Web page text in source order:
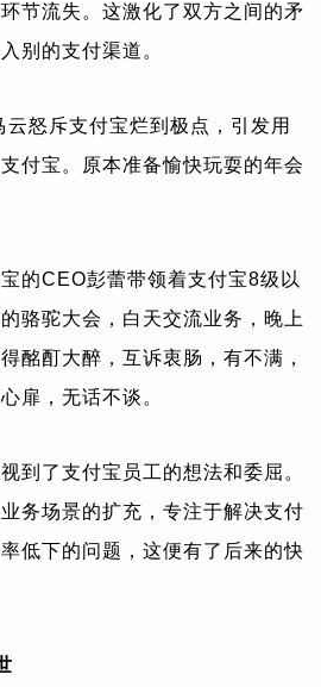
节流失。这激化了双方之间的矛
别的支付渠道。
斥支付宝烂到极点，引发用
付宝。原本准备愉快玩耍的年会
CEO彭蕾带领着支付宝8级以
骆驼大会，白天交流业务，晚上
酩酊大醉，互诉衷肠，有不满，
扉，无话不谈。
了支付宝员工的想法和委屈。
务场景的扩充，专注于解决支付
低下的问题，这便有了后来的快